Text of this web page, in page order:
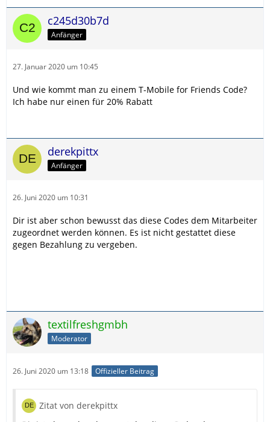
c245d30b7d
Anfänger
27. Januar 2020 um 10:45
Und wie kommt man zu einem T-Mobile for Friends Code?
Ich habe nur einen für 20% Rabatt
derekpittx
Anfänger
26. Juni 2020 um 10:31
Dir ist aber schon bewusst das diese Codes dem Mitarbeiter
zugeordnet werden können. Es ist nicht gestattet diese
gegen Bezahlung zu vergeben.
textilfreshgmbh
Moderator
26. Juni 2020 um 13:18 Offizieller Beitrag
Zitat von derekpittx